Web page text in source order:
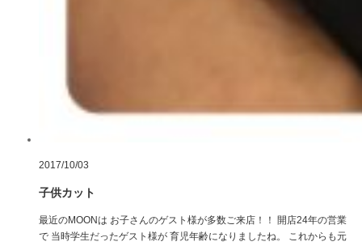
2017/10/03
子供カット
最近のMOONは お子さんのゲスト様が多数ご来店！！ 開店24年の営業
で 当時学生だったゲスト様が 育児年齢になりましたね。 これからも元